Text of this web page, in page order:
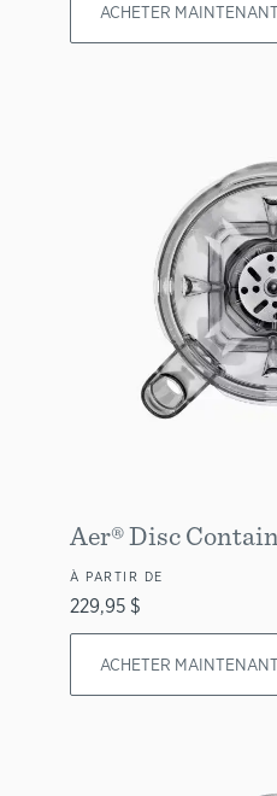
ACHETER MAINTENANT
Aer® Disc
À PARTIR DE
229,95 $
ACHETER MAINTENANT